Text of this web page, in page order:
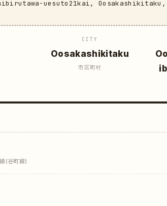
uesuto21kai,
CITY
Oosakashikitaku
市区町村
(谷町線)